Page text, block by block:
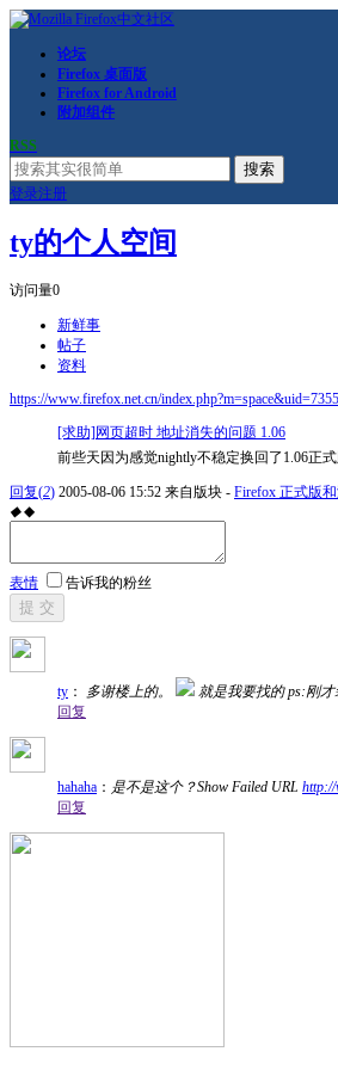
论坛
Firefox 桌面版
Firefox for Android
附加组件
RSS
搜索
登录注册
ty的个人空间
访问量0
新鲜事
帖子
资料
https://www.firefox.net.cn/index.php?m=space&uid=7355
[求助]网页超时 地址消失的问题 1.06
前些天因为感觉nightly不稳定换回了1.06正
回复(2) 2005-08-06 15:52 来自版块 - Firefox 正式版
◆ ◆
表情 告诉我的粉丝
提 交
ty ： 多谢楼上的。 就是我要找的 ps:刚才
回复
hahaha ： 是不是这个？Show Failed URL http://
回复